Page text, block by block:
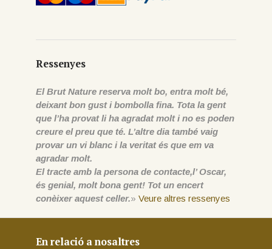
Ressenyes
El Brut Nature reserva molt bo, entra molt bé,
deixant bon gust i bombolla fina. Tota la gent
que l’ha provat li ha agradat molt i no es poden
creure el preu que té. L’altre dia també vaig
provar un vi blanc i la veritat és que em va
agradar molt.
El tracte amb la persona de contacte,l’ Oscar,
és genial, molt bona gent! Tot un encert
conèixer aquest celler.» Veure altres ressenyes
En relació a nosaltres